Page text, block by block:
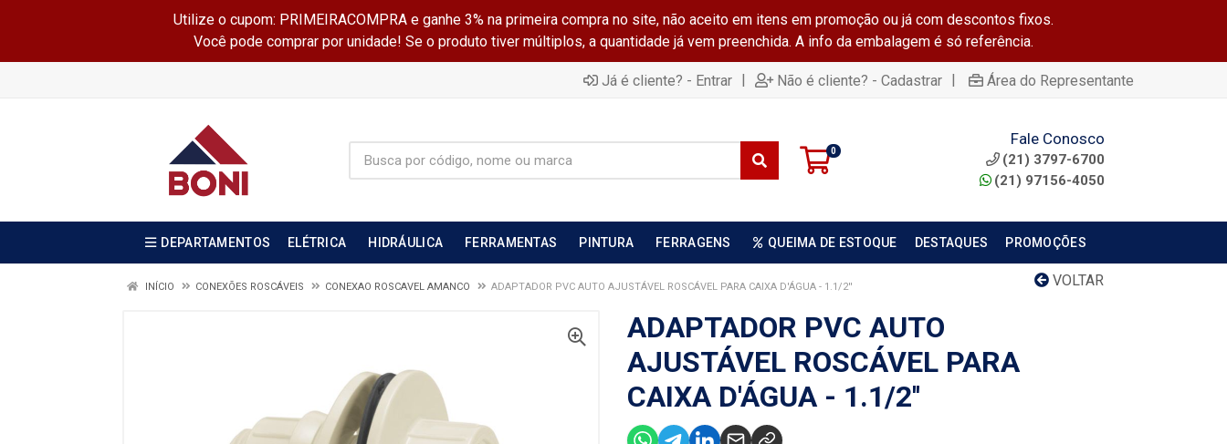
Utilize o cupom: PRIMEIRACOMPRA e ganhe 3% na primeira compra no site, não aceito em itens em promoção ou já com descontos fixos.
Você pode comprar por unidade! Se o produto tiver múltiplos, a quantidade já vem preenchida. A info da embalagem é só referência.
Já é cliente? - Entrar | Não é cliente? - Cadastrar | Área do Representante
0
Fale Conosco
(21) 3797-6700
(21) 97156-4050
DEPARTAMENTOS ELÉTRICA HIDRÁULICA FERRAMENTAS PINTURA FERRAGENS QUEIMA DE ESTOQUE DESTAQUES PROMOÇÕES
VOLTAR
INÍCIO CONEXÕES ROSCÁVEIS CONEXAO ROSCAVEL AMANCO ADAPTADOR PVC AUTO AJUSTÁVEL ROSCÁVEL PARA CAIXA D'ÁGUA - 1.1/2''
ADAPTADOR PVC AUTO
AJUSTÁVEL ROSCÁVEL PARA
CAIXA D'ÁGUA - 1.1/2''